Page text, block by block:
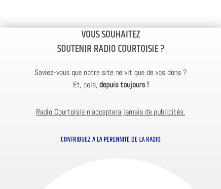
VOUS SOUHAITEZ
SOUTENIR RADIO COURTOISIE ?
Saviez-vous que notre site ne vit que de vos dons ?
Et, cela, depuis toujours !
Radio Courtoisie n’acceptera jamais de publicités.
CONTRIBUEZ À LA PÉRENNITÉ DE LA RADIO